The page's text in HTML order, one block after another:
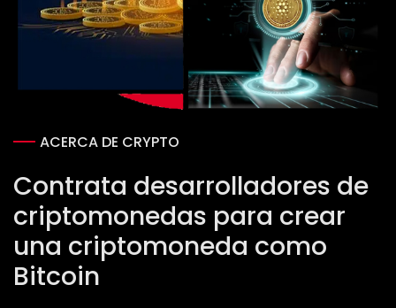
ACERCA DE CRYPTO
Contrata desarrolladores de
criptomonedas para crear
una criptomoneda como
Bitcoin